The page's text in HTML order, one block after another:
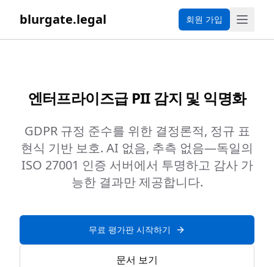
blurgate.legal 회원 가입
엔터프라이즈급 PII 감지 및 익명화
GDPR 규정 준수를 위한 결정론적, 정규 표
현식 기반 보호. AI 없음, 추측 없음—독일의
ISO 27001 인증 서버에서 투명하고 감사 가
능한 결과만 제공합니다.
무료 평가판 시작하기
문서 보기